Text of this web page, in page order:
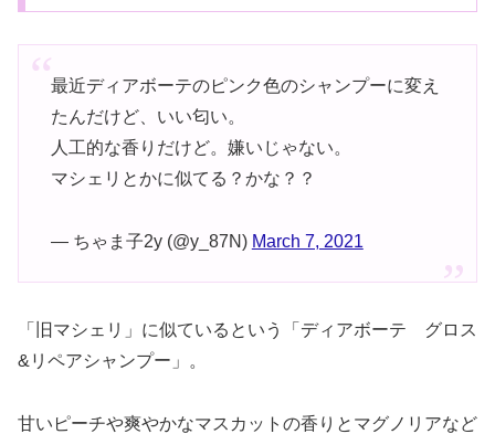
最近ディアボーテのピンク色のシャンプーに変え
たんだけど、いい匂い。
人工的な香りだけど。嫌いじゃない。
マシェリとかに似てる？かな？？
— ちゃま子︎︎︎︎︎2y (@y_87N) March 7, 2021
「旧マシェリ」に似ているという「ディアボーテ グロス
&リペアシャンプー」。
甘いピーチや爽やかなマスカットの香りとマグノリアなど